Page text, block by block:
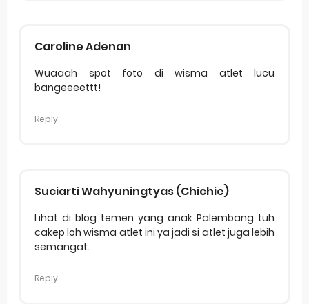
Caroline Adenan
Wuaaah spot foto di wisma atlet lucu
bangeeeettt!
Reply
Suciarti Wahyuningtyas (Chichie)
Lihat di blog temen yang anak Palembang tuh
cakep loh wisma atlet ini ya jadi si atlet juga lebih
semangat.
Reply